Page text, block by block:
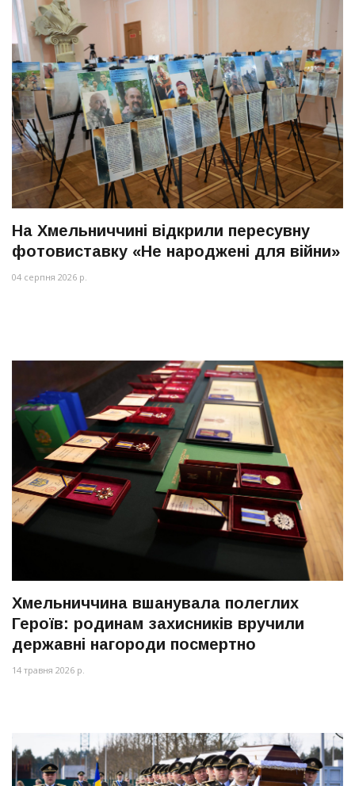
На Хмельниччині відкрили пересувну
фотовиставку «Не народжені для війни»
04 серпня 2026 р.
Хмельниччина вшанувала полеглих
Героїв: родинам захисників вручили
державні нагороди посмертно
14 травня 2026 р.